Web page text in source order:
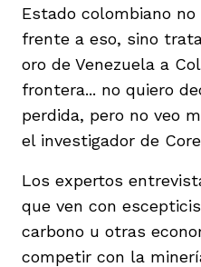
Estado colombiano
frente a eso, sino
oro de Venezuela a
frontera... no quiero
perdida, pero no veo
el investigador de
Los expertos
que ven con
carbono u otras
competir con la